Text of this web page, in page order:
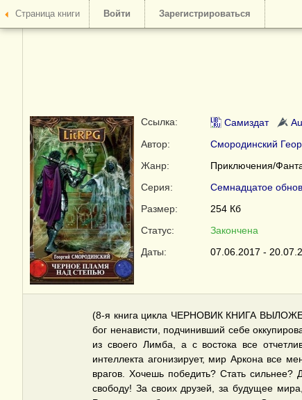
Страница книги Войти Зарегистрироваться
Ссылка: Самиздат
Автор:
Смородинский
Жанр:
Приключения/
Серия:
Семнадцатое
Размер:
254 Кб
Статус:
Закончена
Даты:
07.06.2017 -
(8-я книга цикла ЧЕРНОВИК КНИГА
бог ненависти, подчинивший себе
из своего Лимба, а с востока все
интеллекта агонизирует, мир Аркона все
врагов. Хочешь победить? Стать
свободу! За своих друзей, за будущее